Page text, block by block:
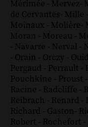
Mérimée - Mervez-
de Cervantes- Mille -
Moinaux - Molière-
Moran - Moreau -
- Navarre - Nerval -
- Orain - Orczy -
Pergaud - Perrault -
Pouchkine - Proust -
Racine - Radcliffe -
Reibrach - Renard -
Richard - Gaston-
Robert - Rochefort -